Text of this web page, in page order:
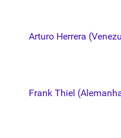
Arturo Herrera
Frank Thiel